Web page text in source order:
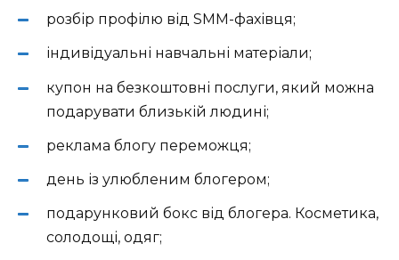
розбір профілю від SMM-фахівця;
індивідуальні навчальні матеріали;
купон на безкоштовні послуги, який можна
подарувати близькій людині;
реклама блогу переможця;
день із улюбленим блогером;
подарунковий бокс від блогера. Косметика,
солодощі, одяг;